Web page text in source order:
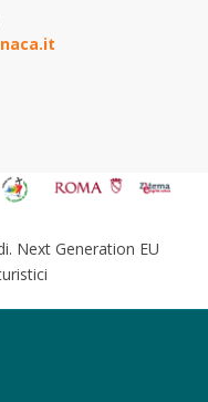
Next Generation EU